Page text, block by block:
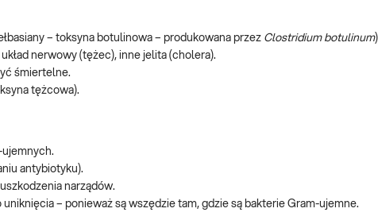
– toksyna botulinowa – produkowana przez Clostridium botulinum
nerwowy (tężec), inne jelita (cholera).
śmiertelne.
tężcowa).
ujemnych.
antybiotyku).
narządów.
– ponieważ są wszędzie tam, gdzie są bakterie Gram-ujemne.